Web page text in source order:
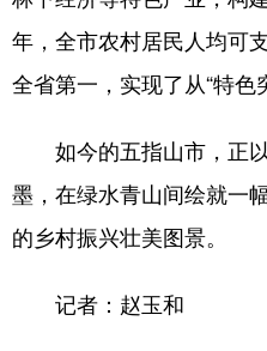
年，全市农村居民人均可
全省第一，实现了从“特色
如今的五指山市，正以
墨，在绿水青山间绘就一
的乡村振兴壮美图景。
记者：赵玉和